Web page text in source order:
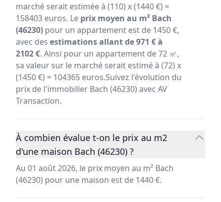
marché serait estimée à (110) x (1440 €) =
158403 euros. Le prix moyen au m² Bach
(46230) pour un appartement est de 1450 €,
avec des estimations allant de 971 € à
2102 €. Ainsi pour un appartement de 72 ㎡,
sa valeur sur le marché serait estimé à (72) x
(1450 €) = 104365 euros.Suivez l'évolution du
prix de l'immobilier Bach (46230) avec AV
Transaction.
À combien évalue t-on le prix au m2
d'une maison Bach (46230) ?
Au 01 août 2026, le prix moyen au m² Bach
(46230) pour une maison est de 1440 €.